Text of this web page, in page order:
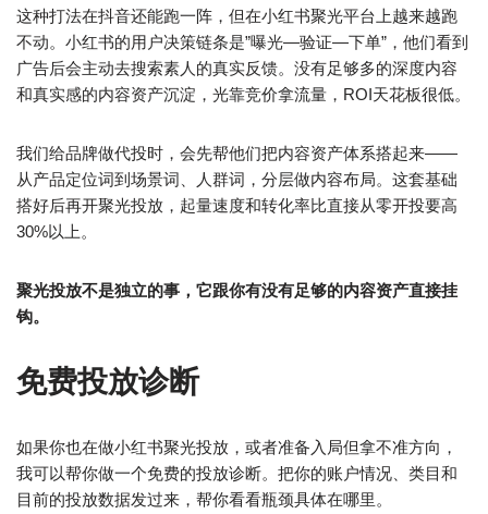
这种打法在抖音还能跑一阵，但在小红书聚光平台上越来越跑
不动。小红书的用户决策链条是”曝光—验证—下单”，他们看到
广告后会主动去搜索素人的真实反馈。没有足够多的深度内容
和真实感的内容资产沉淀，光靠竞价拿流量，ROI天花板很低。
我们给品牌做代投时，会先帮他们把内容资产体系搭起来——
从产品定位词到场景词、人群词，分层做内容布局。这套基础
搭好后再开聚光投放，起量速度和转化率比直接从零开投要高
30%以上。
聚光投放不是独立的事，它跟你有没有足够的内容资产直接挂
钩。
免费投放诊断
如果你也在做小红书聚光投放，或者准备入局但拿不准方向，
我可以帮你做一个免费的投放诊断。把你的账户情况、类目和
目前的投放数据发过来，帮你看看瓶颈具体在哪里。